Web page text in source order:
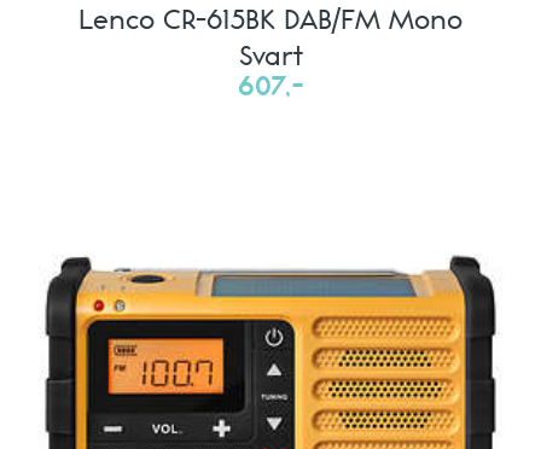
Lenco CR-615BK DAB/FM Mono
Svart
607,-